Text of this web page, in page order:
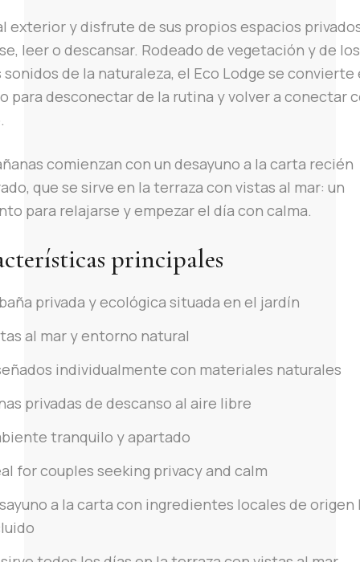
exterior y disfrute de sus propios espacios
leer o descansar. Rodeado de vegetación y de los
sonidos de la naturaleza, el Eco Lodge se convierte
para desconectar de la rutina y volver a conectar
comienzan con un desayuno a la carta recién
que se sirve en la terraza con vistas al mar: un
para relajarse y empezar el día con calma.
principales
privada y ecológica situada en el jardín
al mar y entorno natural
individualmente con materiales naturales
privadas de descanso al aire libre
tranquilo y apartado
for couples seeking privacy and calm
a la carta con ingredientes locales de origen